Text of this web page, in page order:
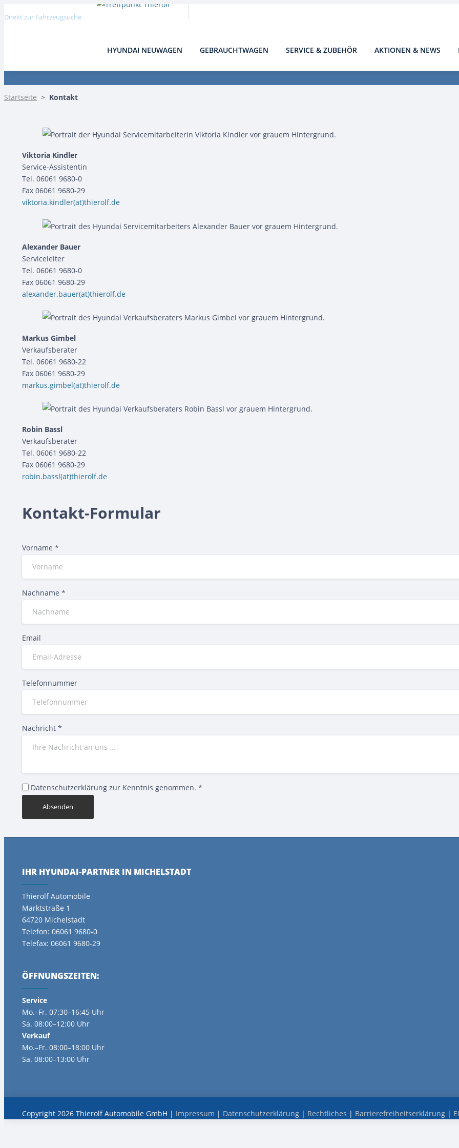
Direkt zur Fahrzeugsuche
HYUNDAI NEUWAGEN GEBRAUCHTWAGEN SERVICE & ZUBEHÖR AKTIONEN & NEWS
Startseite > Kontakt
Viktoria Kindler
Service-Assistentin
Tel. 06061 9680-0
Fax 06061 9680-29
viktoria.kindler(at)thierolf.de
Alexander Bauer
Serviceleiter
Tel. 06061 9680-0
Fax 06061 9680-29
alexander.bauer(at)thierolf.de
Markus Gimbel
Verkaufsberater
Tel. 06061 9680-22
Fax 06061 9680-29
markus.gimbel(at)thierolf.de
Robin Bassl
Verkaufsberater
Tel. 06061 9680-22
Fax 06061 9680-29
robin.bassl(at)thierolf.de
Kontakt-Formular
Vorname *
Nachname *
Email
Telefonnummer
Nachricht *
Datenschutzerklärung zur Kenntnis genommen. *
Absenden
IHR HYUNDAI-PARTNER IN MICHELSTADT
Thierolf Automobile
Marktstraße 1
64720 Michelstadt
Telefon: 06061 9680-0
Telefax: 06061 9680-29
ÖFFNUNGSZEITEN:
Service
Mo.–Fr. 07:30–16:45 Uhr
Sa. 08:00–12:00 Uhr
Verkauf
Mo.–Fr. 08:00–18:00 Uhr
Sa. 08:00–13:00 Uhr
Copyright 2026 Thierolf Automobile GmbH | Impressum | Datenschutzerklärung | Rechtliches | Barrierefreiheitserklärung |